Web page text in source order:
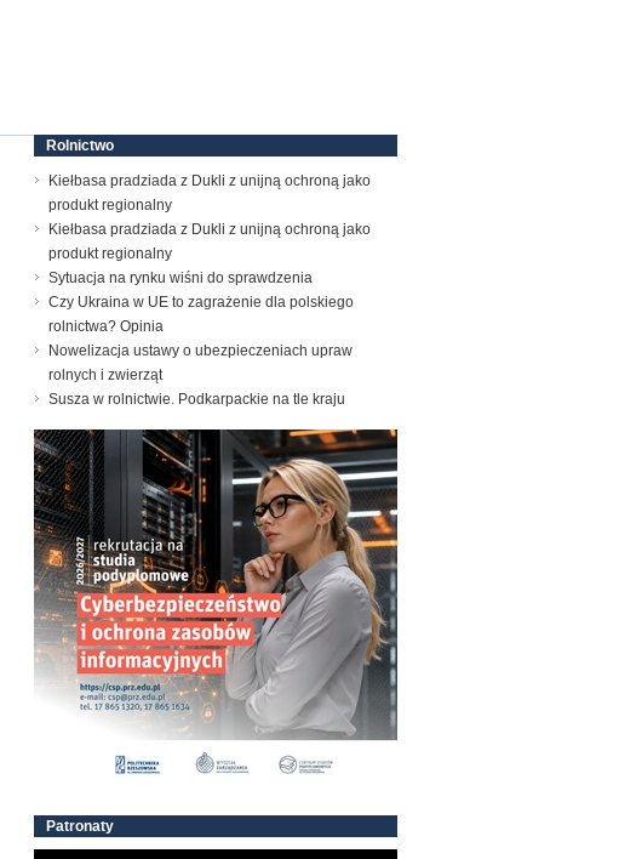
Rolnictwo
Kiełbasa pradziada z Dukli z unijną ochroną jako
produkt regionalny
Kiełbasa pradziada z Dukli z unijną ochroną jako
produkt regionalny
Sytuacja na rynku wiśni do sprawdzenia
Czy Ukraina w UE to zagrażenie dla polskiego
rolnictwa? Opinia
Nowelizacja ustawy o ubezpieczeniach upraw
rolnych i zwierząt
Susza w rolnictwie. Podkarpackie na tle kraju
Patronaty